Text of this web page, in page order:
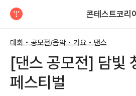
콘테스트코리
대회 • 공모전/음악 • 가요 • 댄스
[댄스 공모전] 담빛
페스티벌